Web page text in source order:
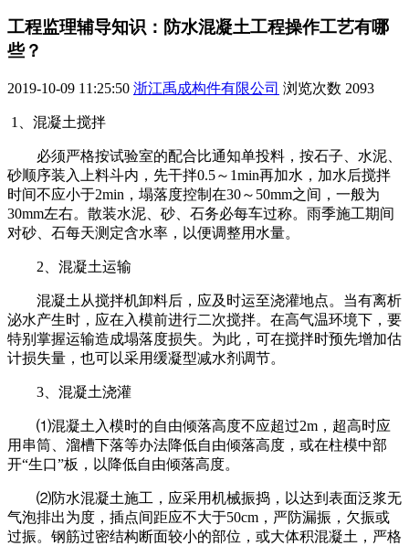
工程监理辅导知识：防水混凝土工程操作工艺有哪
些？
2019-10-09 11:25:50 浙江禹成构件有限公司 浏览次数 2093
1、混凝土搅拌
必须严格按试验室的配合比通知单投料，按石子、水泥、
砂顺序装入上料斗内，先干拌0.5～1min再加水，加水后搅拌
时间不应小于2min，塌落度控制在30～50mm之间，一般为
30mm左右。散装水泥、砂、石务必每车过称。雨季施工期间
对砂、石每天测定含水率，以便调整用水量。
2、混凝土运输
混凝土从搅拌机卸料后，应及时运至浇灌地点。当有离析
泌水产生时，应在入模前进行二次搅拌。在高气温环境下，要
特别掌握运输造成塌落度损失。为此，可在搅拌时预先增加估
计损失量，也可以采用缓凝型减水剂调节。
3、混凝土浇灌
⑴混凝土入模时的自由倾落高度不应超过2m，超高时应
用串筒、溜槽下落等办法降低自由倾落高度，或在柱模中部
开“生口”板，以降低自由倾落高度。
⑵防水混凝土施工，应采用机械振捣，以达到表面泛浆无
气泡排出为度，插点间距应不大于50cm，严防漏振，欠振或
过振。钢筋过密结构断面较小的部位，或大体积混凝土，严格